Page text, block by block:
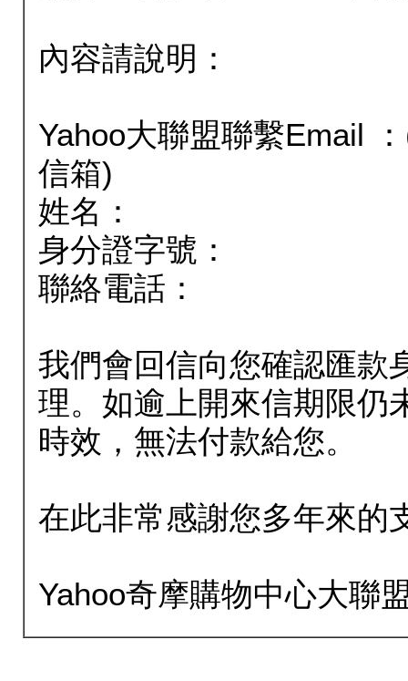
內容請說明：
Yahoo大聯盟聯繫Email
信箱)
姓名：
身分證字號：
聯絡電話：
我們會回信向您確認匯款
理。如逾上開來信期限仍
時效，無法付款給您。
在此非常感謝您多年來的
Yahoo奇摩購物中心大